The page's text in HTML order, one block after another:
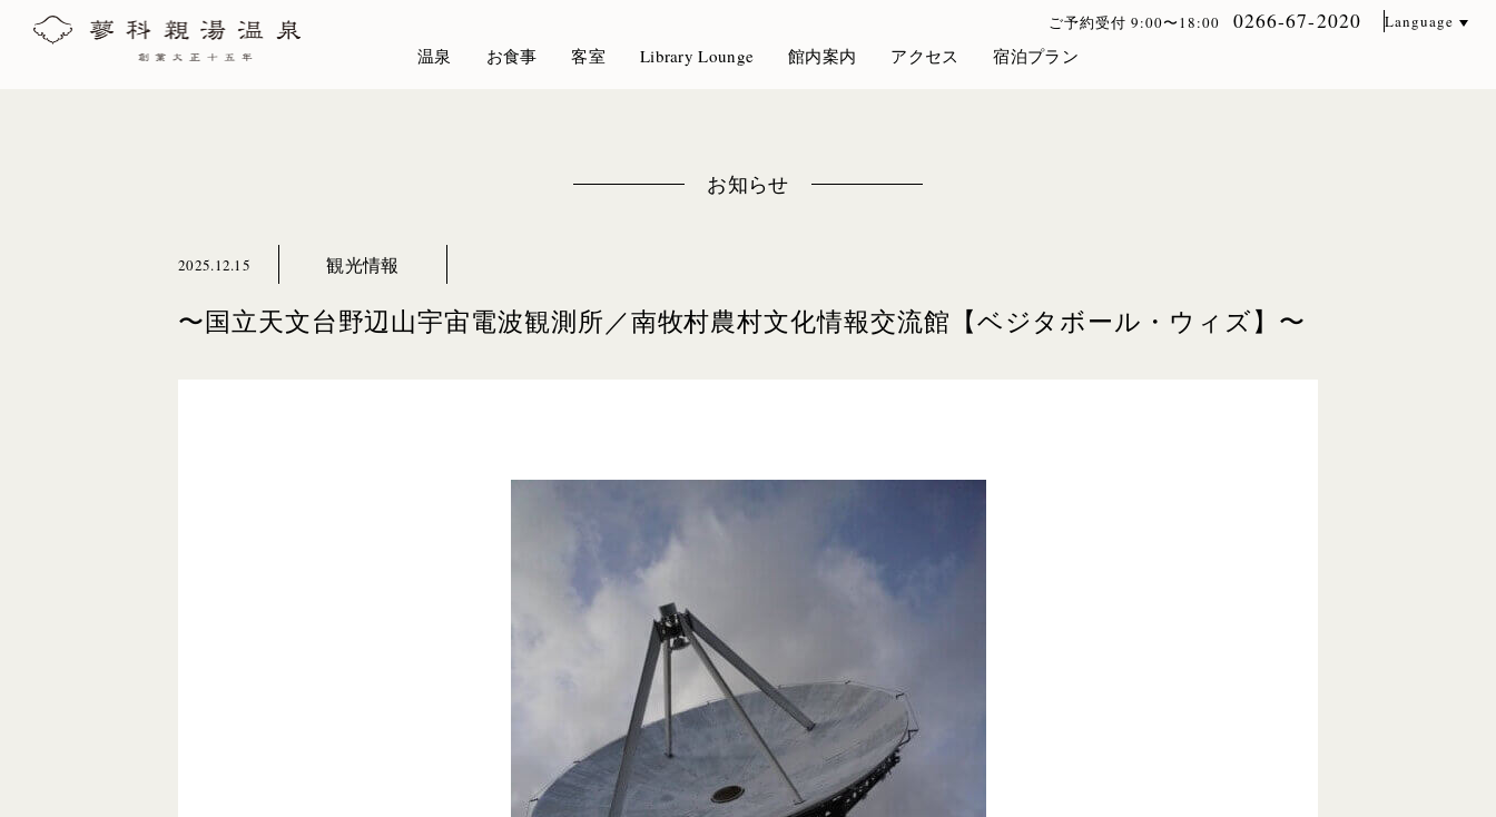
ご予約受付 9:00〜18:00 0266-67-2020 Language
温泉 お食事 客室 Library Lounge 館内案内 アクセス 宿泊プラン
お知らせ
2025.12.15 観光情報
〜国立天文台野辺山宇宙電波観測所／南牧村農村文化情報交流館【ベジタボール・ウィズ】〜